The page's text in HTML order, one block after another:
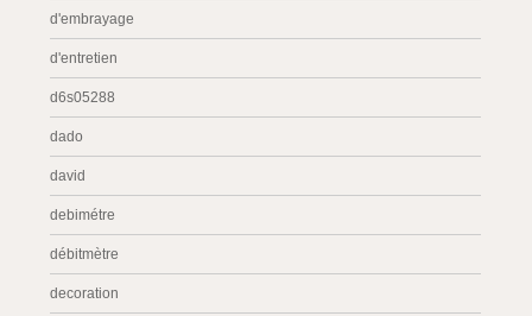
d'embrayage
d'entretien
d6s05288
dado
david
debimétre
débitmètre
decoration